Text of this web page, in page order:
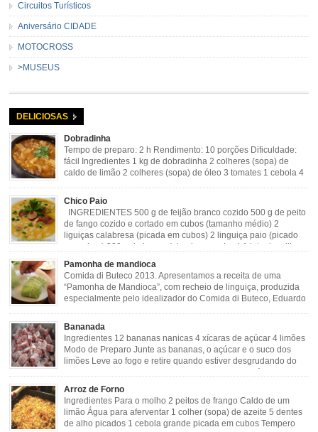
Circuitos Turísticos
Aniversário CIDADE
MOTOCROSS
>MUSEUS
DELICIOSAS
Dobradinha
Tempo de preparo: 2 h Rendimento: 10 porções Dificuldade:
fácil Ingredientes 1 kg de dobradinha 2 colheres (sopa) de
caldo de limão 2 colheres (sopa) de óleo 3 tomates 1 cebola 4
gosto Modo de Preparo: Lavar muito bem a dobradinha com limão. Deixar de
molho […]
Chico Paio
INGREDIENTES 500 g de feijão branco cozido 500 g de peito
de fango cozido e cortado em cubos (tamanho médio) 2
liguiças calabresa (picada em cubos) 2 linguiça paio (picado
em cubos) 300 g de bacon (picado em cubos) 1 lata de milho
verde 2 dentes de alho amassado 3 colheres de óleo 2 […]
Pamonha de mandioca
Comida di Buteco 2013. Apresentamos a receita de uma
“Pamonha de Mandioca”, com recheio de linguiça, produzida
especialmente pelo idealizador do Comida di Buteco, Eduardo
cebola picadinha 100gr de mandioca crua ralada e espremida 1 colher café
de manteiga 35ml de leite Palha de milho verde 1 […]
Bananada
Ingredientes 12 bananas nanicas 4 xícaras de açúcar 4 limões
Modo de Preparo Junte as bananas, o açúcar e o suco dos
limões Leve ao fogo e retire quando estiver desgrudando do
fundo da panela Tempo de Preparo Dificuldade: Fácil Tempo
de Preparo: 40 minutos http://eusoumineirouaiso.com.br/culinaria-
mineira/bananada#tempo-de-preparo
Arroz de Forno
Ingredientes Para o molho 2 peitos de frango Caldo de um
limão Água para aferventar 1 colher (sopa) de azeite 5 dentes
de alho picados 1 cebola grande picada em cubos Tempero